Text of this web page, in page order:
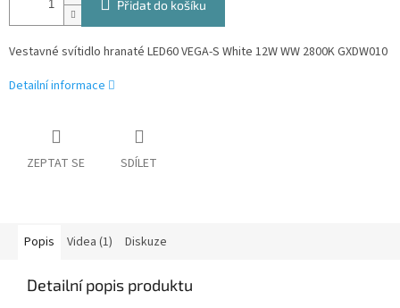
Přidat do košíku
Vestavné svítidlo hranaté LED60 VEGA-S White 12W WW 2800K GXDW010
Detailní informace
ZEPTAT SE SDÍLET
Popis Videa (1) Diskuze
Detailní popis produktu